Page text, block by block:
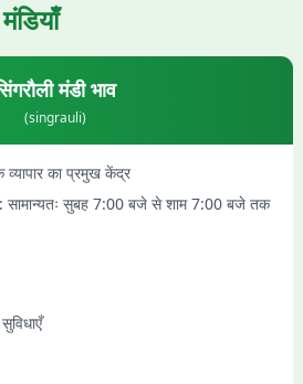
मंडी भाव
(singrauli)
का प्रमुख केंद्र
सुबह 7:00 बजे से शाम 7:00 बजे तक